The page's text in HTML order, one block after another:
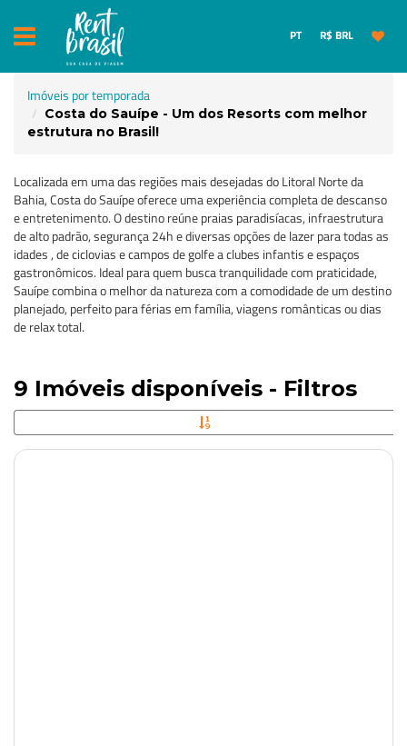
PT R$ BRL
Imóveis por temporada
Costa do Sauípe - Um dos Resorts com melhor
estrutura no Brasil!
Localizada em uma das regiões mais desejadas do Litoral Norte da
Bahia, Costa do Sauípe oferece uma experiência completa de descanso
e entretenimento. O destino reúne praias paradisíacas, infraestrutura
de alto padrão, segurança 24h e diversas opções de lazer para todas as
idades , de ciclovias e campos de golfe a clubes infantis e espaços
gastronômicos. Ideal para quem busca tranquilidade com praticidade,
Sauípe combina o melhor da natureza com a comodidade de um destino
planejado, perfeito para férias em família, viagens românticas ou dias
de relax total.
9 Imóveis disponíveis - Filtros